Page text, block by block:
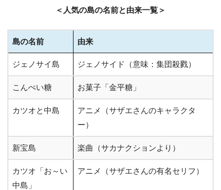
＜人気の島の名前と由来一覧＞
島の名前 由来
ジェノサイ島 ジェノサイド（意味：集団殺戮）
こんぺい糖 お菓子「金平糖」
カツオと中島
アニメ（サザエさんのキャラクタ
ー）
新宝島 楽曲（サカナクションより）
カツオ「お～い
中島」
アニメ（サザエさんの有名セリフ）